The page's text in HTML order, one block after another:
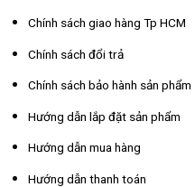
Chính sách giao hàng Tp HCM
Chính sách đổi trả
Chính sách bảo hành sản phẩm
Hướng dẫn lắp đặt sản phẩm
Hướng dẫn mua hàng
Hướng dẫn thanh toán